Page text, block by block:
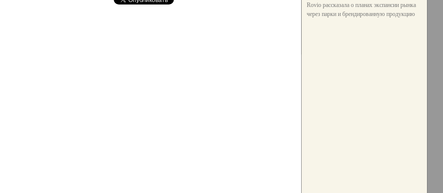
Rovio рассказала о планах экспансии рынка
через парки и брендированную продукцию